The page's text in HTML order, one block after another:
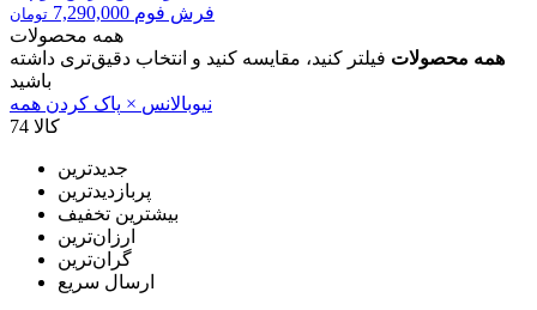
فرش فوم 7,290,000 تومان
همه محصولات
همه محصولات فیلتر کنید، مقایسه کنید و انتخاب دقیق‌تری داشته
باشید
نیوبالانس × پاک کردن همه
74 کالا
جدیدترین
پربازدیدترین
بیشترین تخفیف
ارزان‌ترین
گران‌ترین
ارسال سریع